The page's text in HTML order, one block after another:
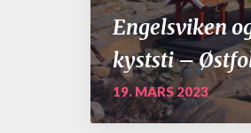
Engelsviken
kyststi –
19. MARS 2023